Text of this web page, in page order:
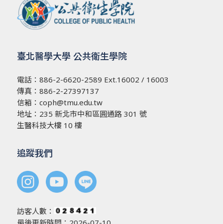
臺北醫學大學 公共衛生學院
電話： 886-2-6620-2589 Ext.16002 / 16003
傳真：886-2-27397137
信箱： coph@tmu.edu.tw
地址： 235 新北市中和區圓通路 301 號
生醫科技大樓 10 樓
追蹤我們
訪客人數：